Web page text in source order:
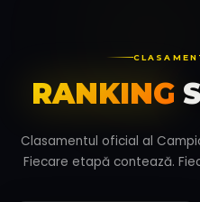
RANKING
Clasamentul oficial al
Fiecare etapă contează.